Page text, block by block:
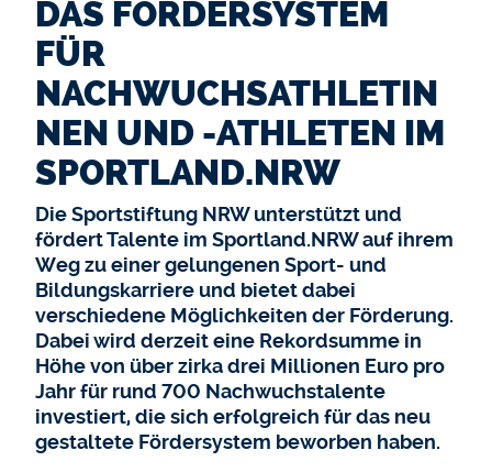
DAS FÖRDERSYSTEM
FÜR
NACHWUCHSATHLETIN
NEN UND -ATHLETEN IM
SPORTLAND.NRW
Die Sportstiftung NRW unterstützt und
fördert Talente im Sportland.NRW auf ihrem
Weg zu einer gelungenen Sport- und
Bildungskarriere und bietet dabei
verschiedene Möglichkeiten der Förderung.
Dabei wird derzeit eine Rekordsumme in
Höhe von über zirka drei Millionen Euro pro
Jahr für rund 700 Nachwuchstalente
investiert, die sich erfolgreich für das neu
gestaltete Fördersystem beworben haben.